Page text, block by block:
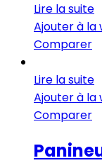
Lire la suite
Ajouter à la
Comparer
Lire la suite
Ajouter à la
Comparer